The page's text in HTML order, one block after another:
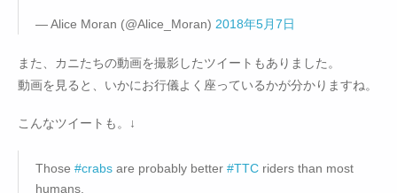
— Alice Moran (@Alice_Moran) 2018年5月7日
また、カニたちの動画を撮影したツイートもありました。
動画を見ると、いかにお行儀よく座っているかが分かりますね。
こんなツイートも。↓
Those #crabs are probably better #TTC riders than most
humans.